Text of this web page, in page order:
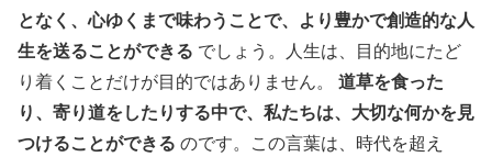
となく、心ゆくまで味わうことで、より豊かで創造的な人
生を送ることができる でしょう。人生は、目的地にたど
り着くことだけが目的ではありません。 道草を食った
り、寄り道をしたりする中で、私たちは、大切な何かを見
つけることができる のです。この言葉は、時代を超え